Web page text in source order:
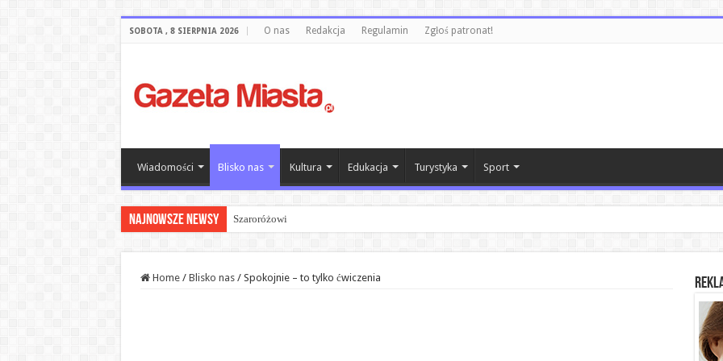
SOBOTA , 8 SIERPNIA 2026 O nas Redakcja Regulamin Zgłoś patronat!
Wiadomości Blisko nas Kultura Edukacja Turystyka Sport
Najnowsze newsy Szaroróżowi
Home / Blisko nas / Spokojnie – to tylko ćwiczenia